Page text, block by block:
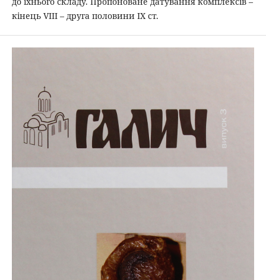
кінець VIII – друга половини ІХ ст.